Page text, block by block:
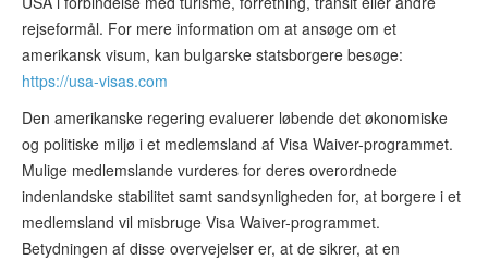
rejseformål. For mere information om at ansøge om et
amerikansk visum, kan bulgarske statsborgere besøge:
https://usa-visas.com
Den amerikanske regering evaluerer løbende det økonomiske
og politiske miljø i et medlemsland af Visa Waiver-programmet.
Mulige medlemslande vurderes for deres overordnede
indenlandske stabilitet samt sandsynligheden for, at borgere i et
medlemsland vil misbruge Visa Waiver-programmet.
Betydningen af disse overvejelser er, at de sikrer, at en